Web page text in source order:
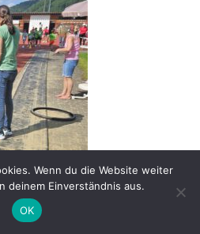
Wenn du die Website weiter
deinem Einverständnis aus.
OK